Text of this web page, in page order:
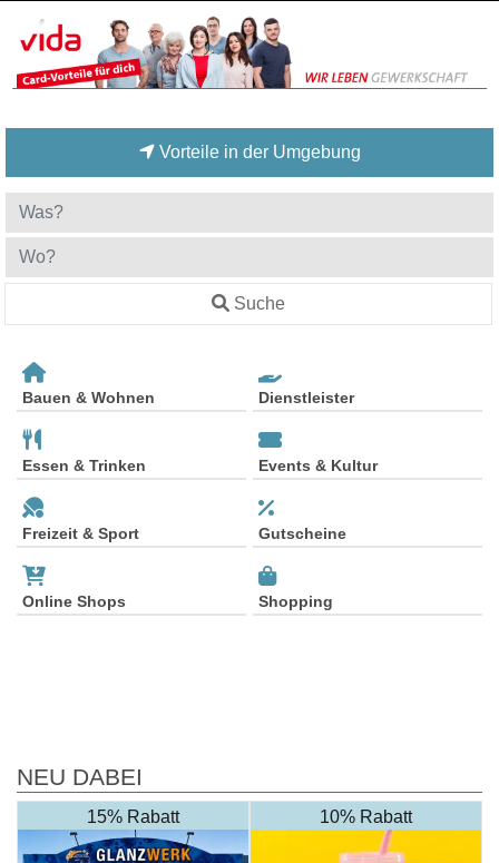
Vorteile in der Umgebung
Suche
Bauen & Wohnen Dienstleister
Essen & Trinken Events & Kultur
Freizeit & Sport Gutscheine
Online Shops Shopping
NEU DABEI
15% Rabatt 10% Rabatt